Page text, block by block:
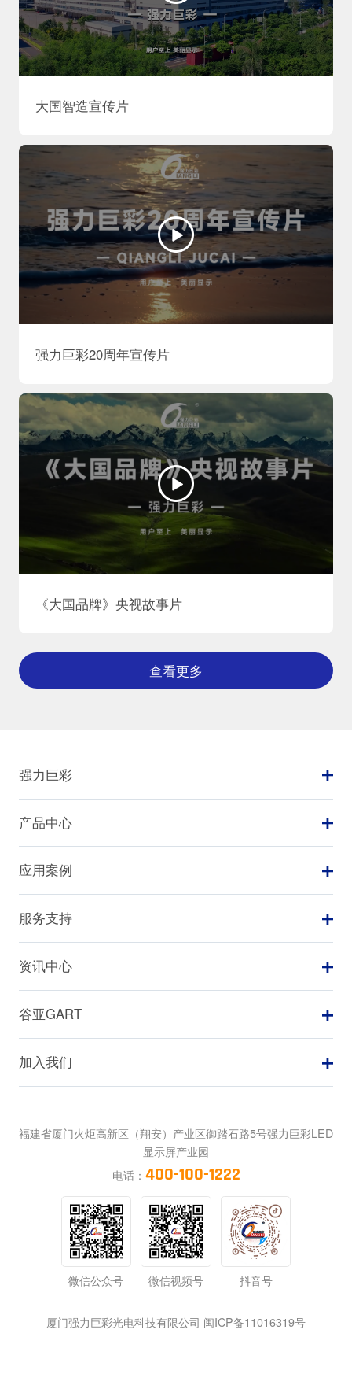
大国智造宣传片
强力巨彩20周年宣传片
《大国品牌》央视故事片
查看更多
强力巨彩
产品中心
应用案例
服务支持
资讯中心
谷亚GART
加入我们
福建省厦门火炬高新区（翔安）产业区御踏石路5号强力巨彩LED
显示屏产业园
电话： 400-100-1222
微信公众号 微信视频号 抖音号
厦门强力巨彩光电科技有限公司 闽ICP备11016319号